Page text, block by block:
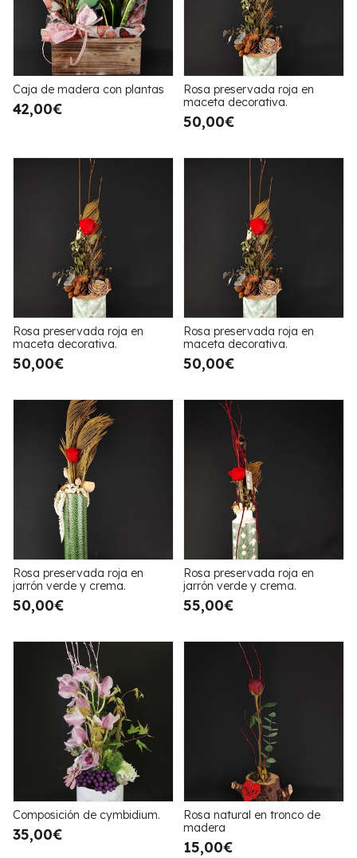
Caja de madera con plantas
42,00€
Rosa preservada roja en
maceta decorativa.
50,00€
Rosa preservada roja en
maceta decorativa.
50,00€
Rosa preservada roja en
maceta decorativa.
50,00€
Rosa preservada roja en
jarrón verde y crema.
50,00€
Rosa preservada roja en
jarrón verde y crema.
55,00€
Composición de cymbidium.
35,00€
Rosa natural en tronco de
madera
15,00€